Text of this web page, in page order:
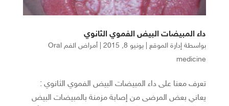
داء المبيضات البيض الفموي الثانوي
بواسطة إدارة الموقع| يونيو 8, 2015 |
أمراض الفم Oral
medicine
تعرف معنا على داء المبيضات البيض الفموي الثانوي :
يعاني بعض المرضى من إصابة مزمنة بالمبيضات البيض